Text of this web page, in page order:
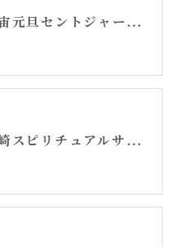
宇宙元旦セントジャーメイン愛の学校開いたします
高崎スピリチュアルサロンTwinStar3月お知らせ